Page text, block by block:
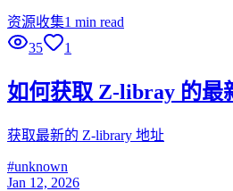
资源收集1 min read
35
1
如何获取 Z-libray 的最
获取最新的 Z-library 地址
#unknown
Jan 12, 2026